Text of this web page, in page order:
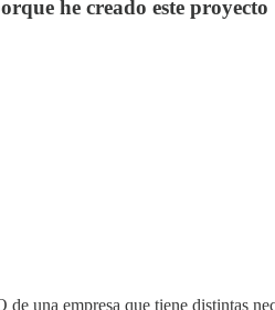
he creado este proyecto
una empresa que tiene distintas